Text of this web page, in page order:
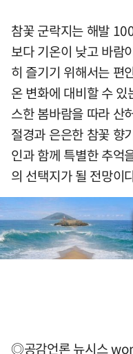
참꽃 군락지는 해발
보다 기온이 낮고 바람
히 즐기기 위해서는 편
온 변화에 대비할 수
스한 봄바람을 따라 산
절경과 은은한 참꽃 향
인과 함께 특별한 추억
의 선택지가 될 전망이
◎공감언론 뉴시스